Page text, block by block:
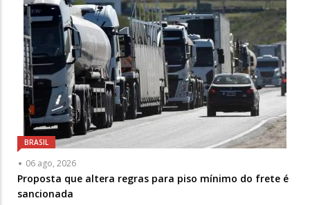
BRASIL
06 ago, 2026
Proposta que altera regras para piso mínimo do frete é
sancionada